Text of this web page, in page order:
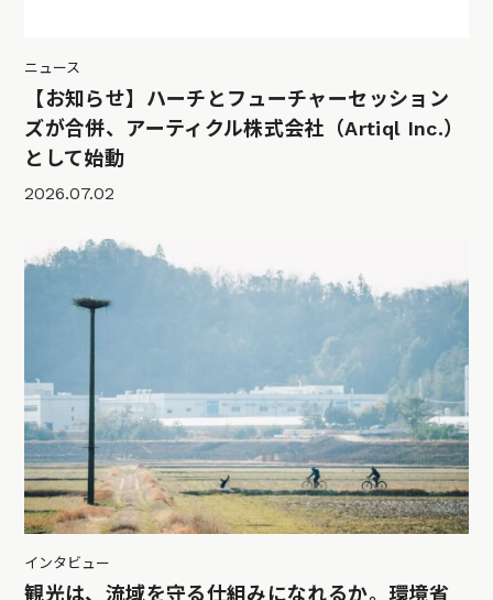
ニュース
【お知らせ】ハーチとフューチャーセッション
ズが合併、アーティクル株式会社（Artiql Inc.）
として始動
2026.07.02
インタビュー
観光は、流域を守る仕組みになれるか。環境省